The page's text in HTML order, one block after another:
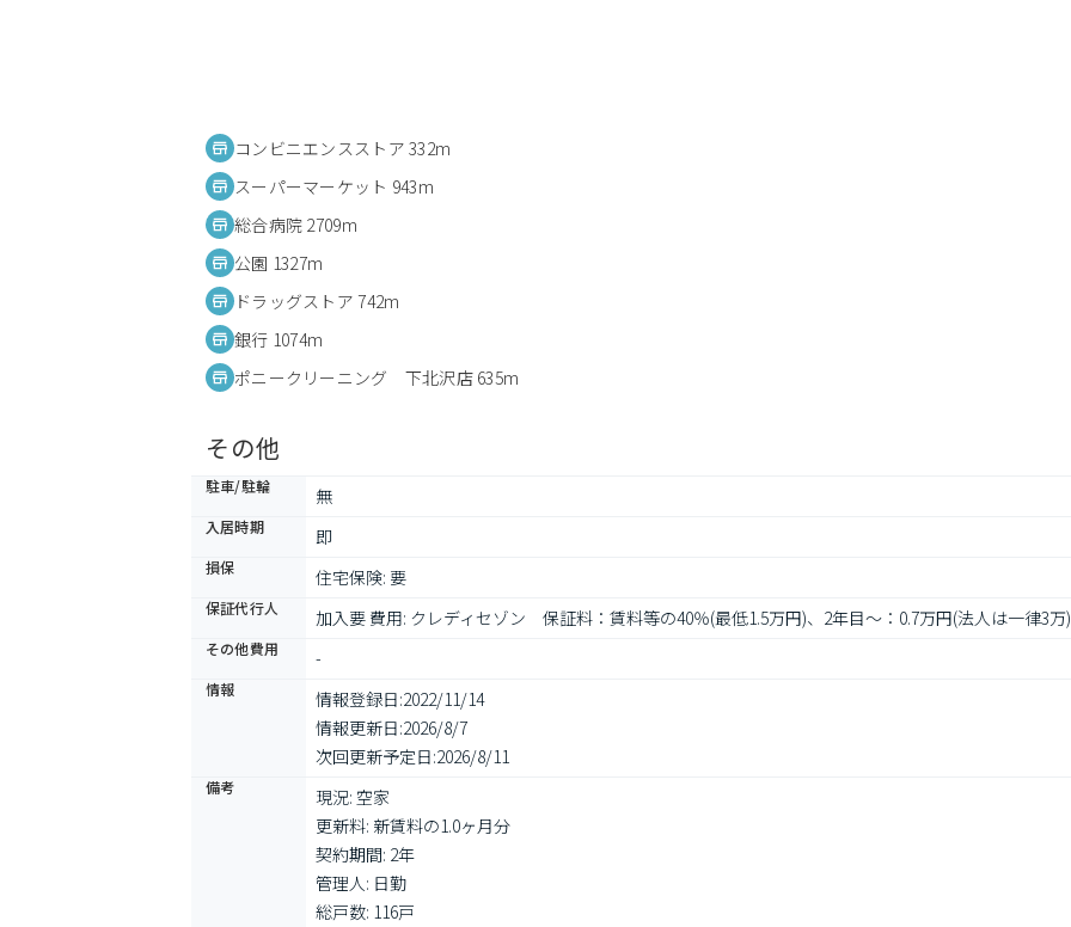
コンビニエンスストア 332m
スーパーマーケット 943m
総合病院 2709m
公園 1327m
ドラッグストア 742m
銀行 1074m
ポニークリーニング 下北沢店 635m
その他
駐車/駐輪 無
入居時期 即
損保 住宅保険: 要
保証代行人 加入要 費用: クレディセゾン　保証料：賃料等の40％(最低1.5万円)、2年目～：0.7万円(法人は一律3
その他費用 -
情報 情報登録日:2022/11/14
情報更新日:2026/8/7
次回更新予定日:2026/8/11
備考
現況: 空家
更新料: 新賃料の1.0ヶ月分
契約期間: 2年
管理人: 日勤
総戸数: 116戸